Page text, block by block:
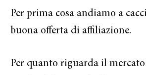
Per prima cosa andiamo a
buona offerta di affiliazione.
Per quanto riguarda il